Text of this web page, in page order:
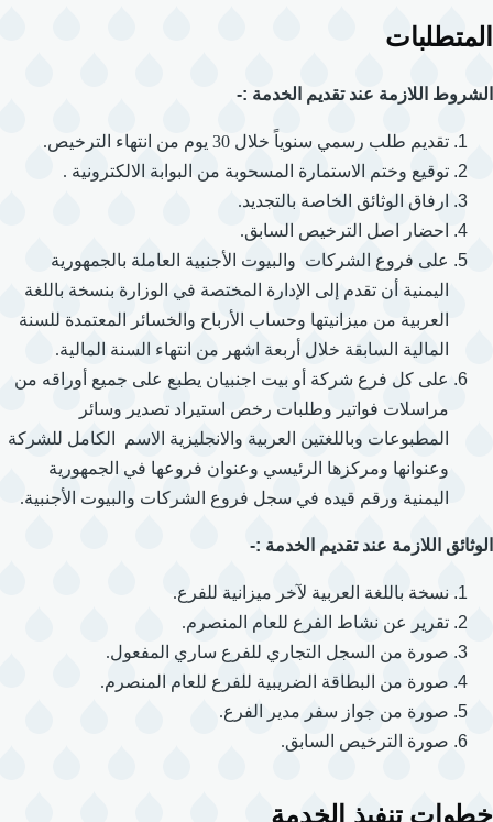
المتطلبات
الشروط اللازمة عند تقديم الخدمة :-
تقديم طلب رسمي سنوياً خلال 30 يوم من انتهاء الترخيص.
توقيع وختم الاستمارة المسحوبة من البوابة الالكترونية .
ارفاق الوثائق الخاصة بالتجديد.
احضار اصل الترخيص السابق.
على فروع الشركات والبيوت الأجنبية العاملة بالجمهورية
اليمنية أن تقدم إلى الإدارة المختصة في الوزارة بنسخة باللغة
العربية من ميزانيتها وحساب الأرباح والخسائر المعتمدة للسنة
المالية السابقة خلال أربعة اشهر من انتهاء السنة المالية.
على كل فرع شركة أو بيت اجنبيان يطبع على جميع أوراقه من
مراسلات فواتير وطلبات رخص استيراد تصدير وسائر
المطبوعات وباللغتين العربية والانجليزية الاسم الكامل للشركة
وعنوانها ومركزها الرئيسي وعنوان فروعها في الجمهورية
اليمنية ورقم قيده في سجل فروع الشركات والبيوت الأجنبية.
الوثائق اللازمة عند تقديم الخدمة :-
نسخة باللغة العربية لآخر ميزانية للفرع.
تقرير عن نشاط الفرع للعام المنصرم.
صورة من السجل التجاري للفرع ساري المفعول.
صورة من البطاقة الضريبية للفرع للعام المنصرم.
صورة من جواز سفر مدير الفرع.
صورة الترخيص السابق.
خطوات تنفيذ الخدمة